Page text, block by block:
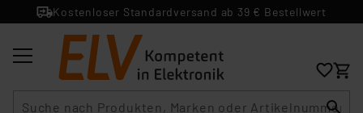
Kostenloser Standardversand ab 39 € Bestellwert